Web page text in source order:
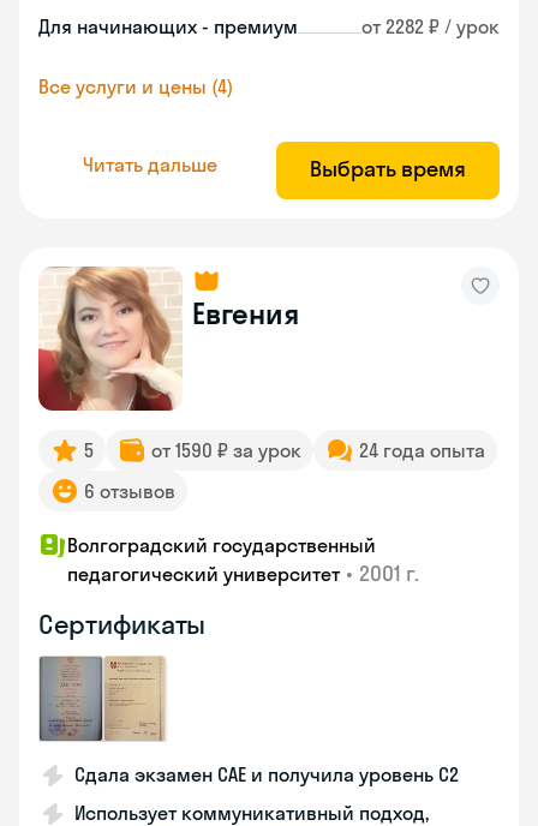
Для начинающих - премиум от 2282 ₽ / урок
Все услуги и цены (4)
Читать дальше Выбрать время
Евгения
5 от 1590 ₽ за урок
24 года опыта
6 отзывов
Волгоградский государственный
педагогический университет • 2001 г.
Сертификаты
Сдала экзамен CAE и получила уровень С2
Использует коммуникативный подход,